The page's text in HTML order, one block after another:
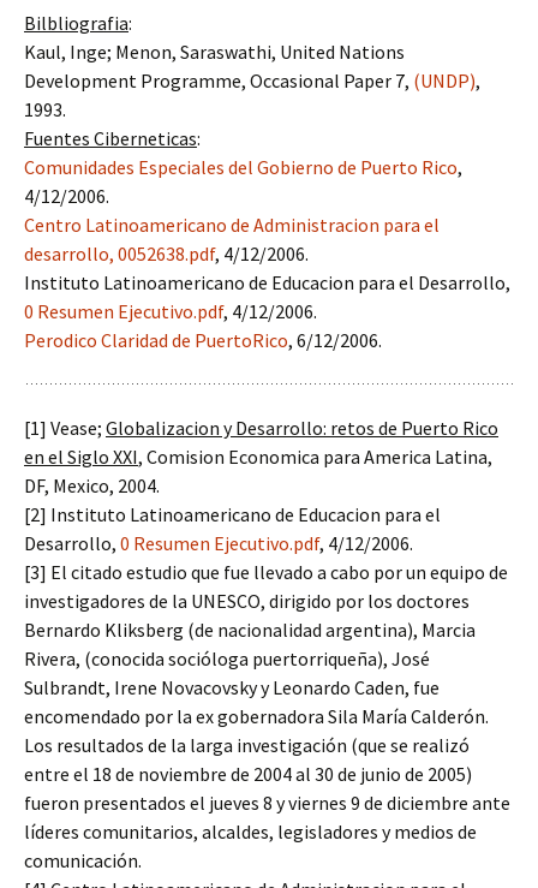
Bilbliografia:
Kaul, Inge; Menon, Saraswathi, United Nations
Development Programme, Occasional Paper 7, (UNDP),
1993.
Fuentes Ciberneticas:
Comunidades Especiales del Gobierno de Puerto Rico,
4/12/2006.
Centro Latinoamericano de Administracion para el
desarrollo, 0052638.pdf, 4/12/2006.
Instituto Latinoamericano de Educacion para el Desarrollo,
0 Resumen Ejecutivo.pdf, 4/12/2006.
Perodico Claridad de PuertoRico, 6/12/2006.
[1] Vease; Globalizacion y Desarrollo: retos de Puerto Rico
en el Siglo XXI, Comision Economica para America Latina,
DF, Mexico, 2004.
[2] Instituto Latinoamericano de Educacion para el
Desarrollo, 0 Resumen Ejecutivo.pdf, 4/12/2006.
[3] El citado estudio que fue llevado a cabo por un equipo de
investigadores de la UNESCO, dirigido por los doctores
Bernardo Kliksberg (de nacionalidad argentina), Marcia
Rivera, (conocida socióloga puertorriqueña), José
Sulbrandt, Irene Novacovsky y Leonardo Caden, fue
encomendado por la ex gobernadora Sila María Calderón.
Los resultados de la larga investigación (que se realizó
entre el 18 de noviembre de 2004 al 30 de junio de 2005)
fueron presentados el jueves 8 y viernes 9 de diciembre ante
líderes comunitarios, alcaldes, legisladores y medios de
comunicación.